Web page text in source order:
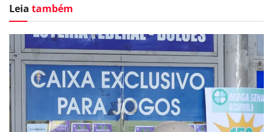
Leia também